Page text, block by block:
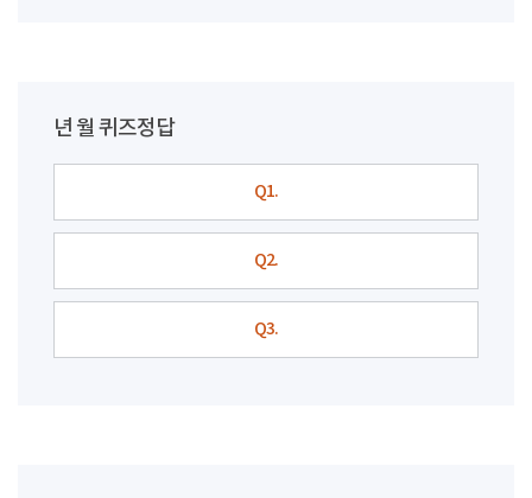
년 월 퀴즈정답
Q1.
Q2.
Q3.